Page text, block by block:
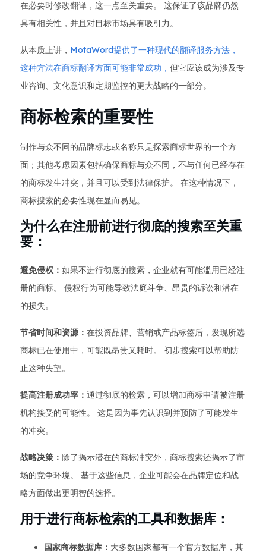
在必要时修改翻译，这一点至关重要。 这保证了该品牌仍然
具有相关性，并且对目标市场具有吸引力。
从本质上讲， MotaWord提供了一种现代的翻译服务方法，
这种方法在商标翻译方面可能非常成功， 但它应该成为涉及专
业咨询、文化意识和定期监控的更大战略的一部分。
商标检索的重要性
制作与众不同的品牌标志或名称只是探索商标世界的一个方
面；其他考虑因素包括确保商标与众不同，不与任何已经存在
的商标发生冲突，并且可以受到法律保护。 在这种情况下，
商标搜索的必要性现在显而易见。
为什么在注册前进行彻底的搜索至关重
要：
避免侵权： 如果不进行彻底的搜索，企业就有可能滥用已经注
册的商标。 侵权行为可能导致法庭斗争、昂贵的诉讼和潜在
的损失。
节省时间和资源： 在投资品牌、营销或产品标签后，发现所选
商标已在使用中，可能既昂贵又耗时。 初步搜索可以帮助防
止这种失望。
提高注册成功率： 通过彻底的检索，可以增加商标申请被注册
机构接受的可能性。 这是因为事先认识到并预防了可能发生
的冲突。
战略决策： 除了揭示潜在的商标冲突外，商标搜索还揭示了市
场的竞争环境。 基于这些信息，企业可能会在品牌定位和战
略方面做出更明智的选择。
用于进行商标检索的工具和数据库：
国家商标数据库： 大多数国家都有一个官方数据库，其